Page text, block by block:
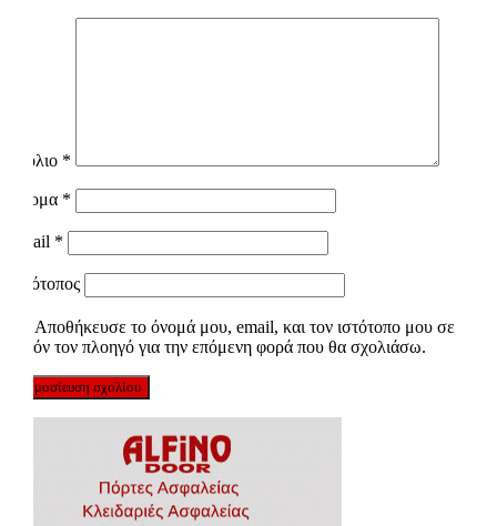
Σχόλιο *
Όνομα *
Email *
Ιστότοπος
Αποθήκευσε το όνομά μου, email, και τον ιστότοπο μου σε
αυτόν τον πλοηγό για την επόμενη φορά που θα σχολιάσω.